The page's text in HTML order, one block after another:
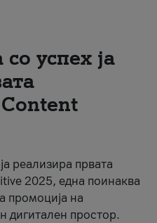
успех ја
реализира првата
2025, една поинаква
промоција на
дигитален простор.